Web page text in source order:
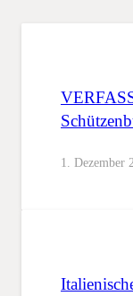
1. Dezember